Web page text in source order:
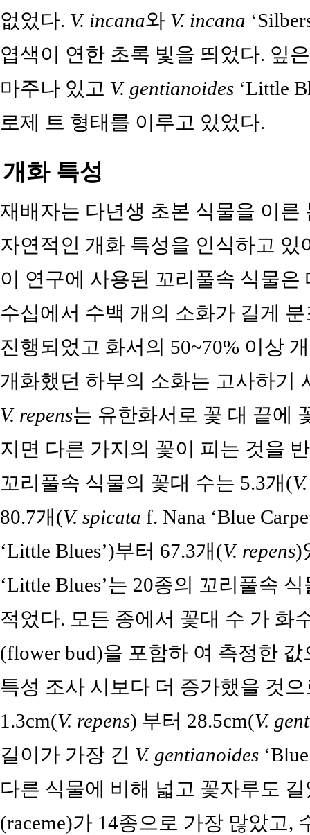
없었다. V. incana와 V. incana
엽색이 연한 초록 빛을 띄었다. 잎
마주나 있고 V. gentianoides ‘Little
로제 트 형태를 이루고 있었다.
개화 특성
재배자는 다년생 초본 식물을 이
자연적인 개화 특성을 인식하고 있
이 연구에 사용된 꼬리풀속 식물
수십에서 수백 개의 소화가 길게
진행되었고 화서의 50~70% 이상
개화했던 하부의 소화는 고사하기
V. repens는 유한화서로 꽃 대 끝에
지면 다른 가지의 꽃이 피는 것을
꼬리풀속 식물의 꽃대 수는 5.3개(
80.7개(V. spicata f. Nana ‘Blue
‘Little Blues’)부터 67.3개(V. repens)
‘Little Blues’는 20종의 꼬리풀속
적었다. 모든 종에서 꽃대 수 가 화
(flower bud)을 포함하 여 측정한
특성 조사 시보다 더 증가했을 것
1.3cm(V. repens) 부터 28.5cm(V.
길이가 가장 긴 V. gentianoides
다른 식물에 비해 넓고 꽃자루도
(raceme)가 14종으로 가장 많았고,